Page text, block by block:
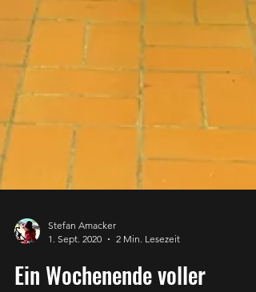
Stefan Amacker